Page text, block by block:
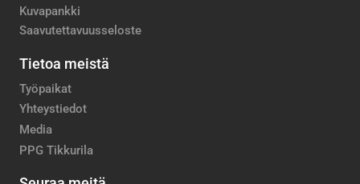
Kuvapankki
Saavutettavuusseloste
Tietoa meistä
Työpaikat
Yhteystiedot
Media
PPG Tikkurila